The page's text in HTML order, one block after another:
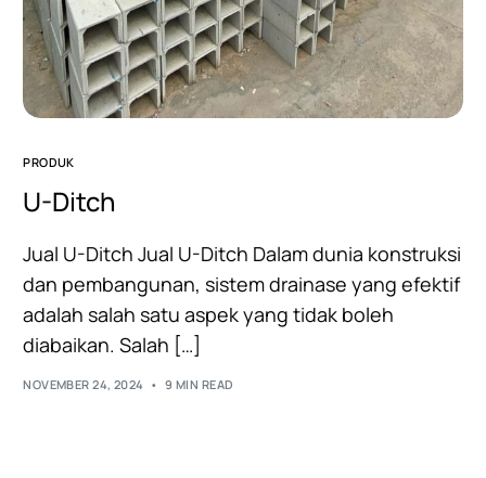
PRODUK
U-Ditch
Jual U-Ditch Jual U-Ditch Dalam dunia konstruksi
dan pembangunan, sistem drainase yang efektif
adalah salah satu aspek yang tidak boleh
diabaikan. Salah […]
NOVEMBER 24, 2024 9 MIN READ